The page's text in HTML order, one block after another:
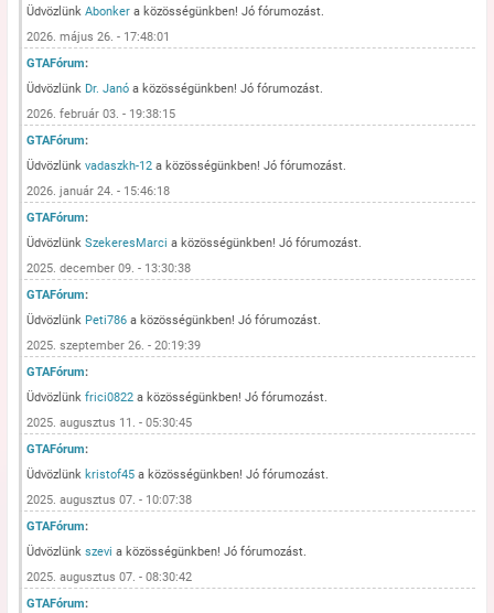
ÜdvözlünkAbonker a közösségünkben! Jó fórumozást.
2026. május 26. - 17:48:01
GTAFórum:
Üdvözlünk Dr. Janó a közösségünkben! Jó fórumozást.
2026. február 03. - 19:38:15
GTAFórum:
Üdvözlünkvadaszkh-12 a közösségünkben! Jó fórumozást.
2026. január 24. - 15:46:18
GTAFórum:
ÜdvözlünkSzekeresMarci a közösségünkben! Jó fórumozást.
2025. december 09. - 13:30:38
GTAFórum:
Üdvözlünk Peti786 a közösségünkben! Jó fórumozást.
2025. szeptember 26. - 20:19:39
GTAFórum:
Üdvözlünkfrici0822 a közösségünkben! Jó fórumozást.
2025. augusztus 11. - 05:30:45
GTAFórum:
Üdvözlünk kristof45 a közösségünkben! Jó fórumozást.
2025. augusztus 07. - 10:07:38
GTAFórum:
Üdvözlünkszevi a közösségünkben! Jó fórumozást.
2025. augusztus 07. - 08:30:42
GTAFórum: